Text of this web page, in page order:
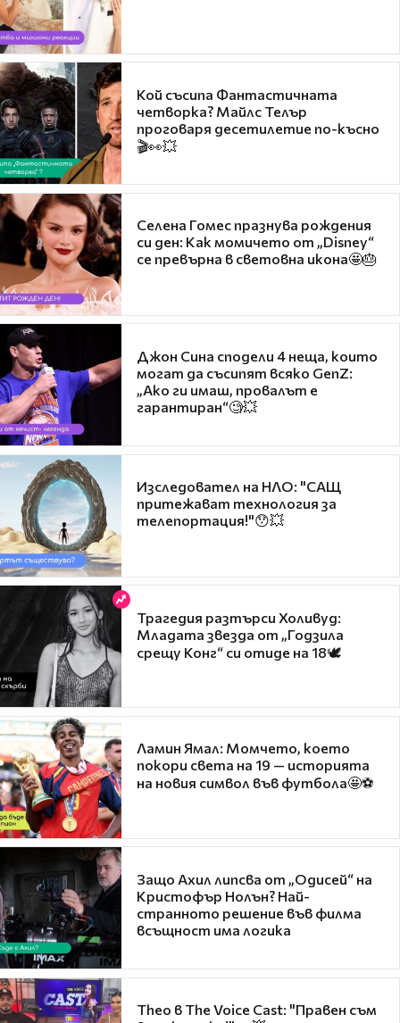
Кой съсипа Фантастичната
четворка? Майлс Телър
проговаря десетилетие по-късно
🎬👀💥
Селена Гомес празнува рождения
си ден: Как момичето от „Disney“
се превърна в световна икона🤩🎂
Джон Сина сподели 4 неща, които
могат да съсипят всяко GenZ:
„Ако ги имаш, провалът е
гарантиран“🧐💥
Изследовател на НЛО: "САЩ
притежават технология за
телепортация!"😯💥
Трагедия разтърси Холивуд:
Младата звезда от „Годзила
срещу Конг“ си отиде на 18🕊️
Ламин Ямал: Момчето, което
покори света на 19 — историята
на новия символ във футбола🤩⚽
Защо Ахил липсва от „Одисей“ на
Кристофър Нолън? Най-
странното решение във филма
всъщност има логика
Theo в The Voice Cast: "Правен съм